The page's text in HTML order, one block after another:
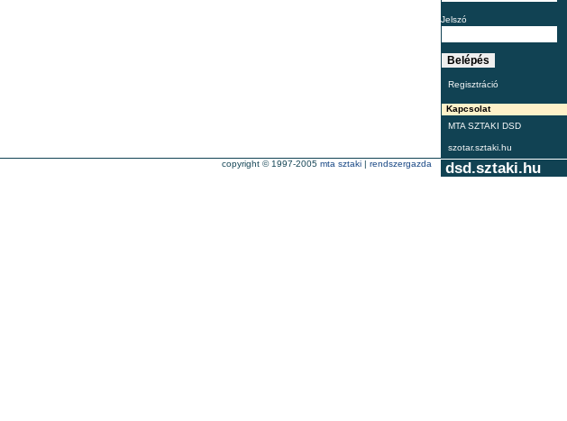
Jelszó
Regisztráció
Kapcsolat
MTA SZTAKI DSD
szotar.sztaki.hu
dsd.sztaki.hu
copyright © 1997-2005 mta sztaki | rendszergazda